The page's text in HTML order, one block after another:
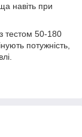
навіть при
тестом 50-180
потужність,